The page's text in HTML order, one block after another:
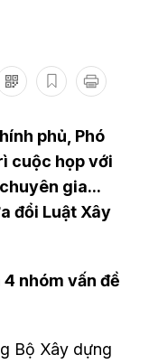
phủ, Phó
cuộc họp với
gia...
đổi Luật Xây
nhóm vấn đề
Bộ Xây dựng